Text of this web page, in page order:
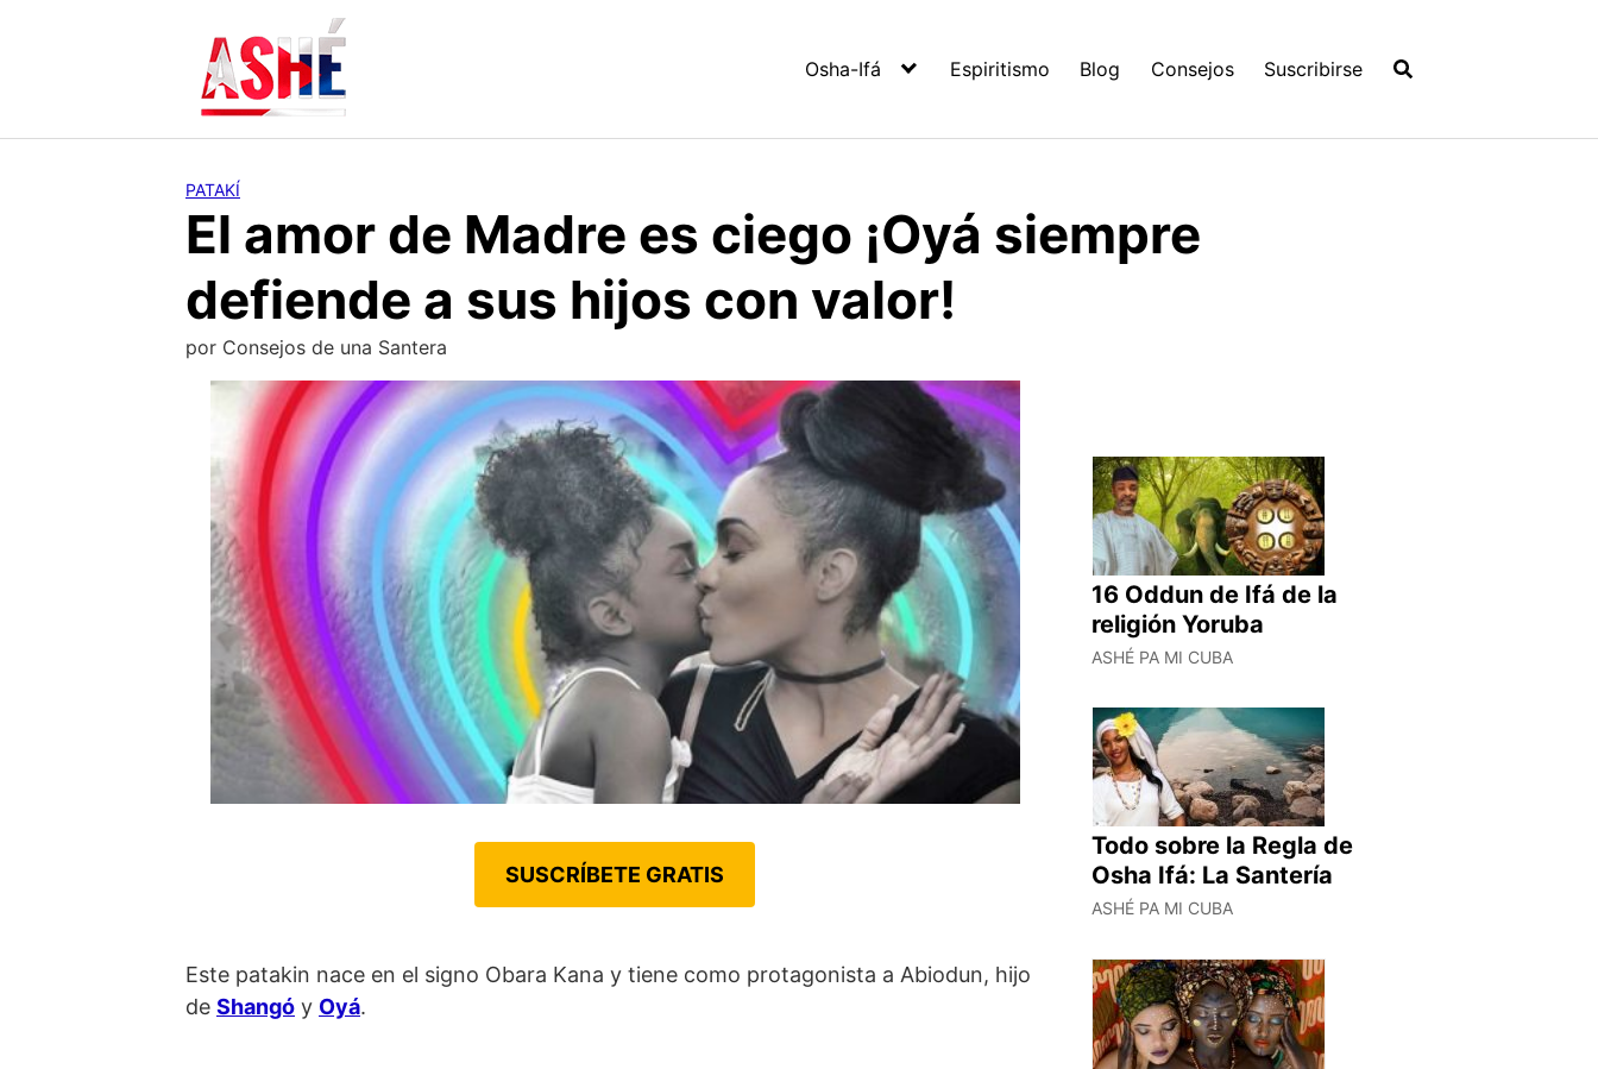
Osha-Ifá Espiritismo Blog Consejos Suscribirse
PATAKÍ
El amor de Madre es ciego ¡Oyá siempre
defiende a sus hijos con valor!
por Consejos de una Santera
SUSCRÍBETE GRATIS
Este patakin nace en el signo Obara Kana y tiene como protagonista a Abiodun, hijo
de Shangó y Oyá.
16 Oddun de Ifá de la
religión Yoruba
ASHÉ PA MI CUBA
Todo sobre la Regla de
Osha Ifá: La Santería
ASHÉ PA MI CUBA